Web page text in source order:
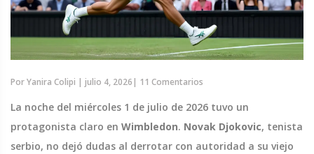
PorYanira Colipi | julio 4, 2026| 11 Comentarios
La noche del miércoles 1 de julio de 2026 tuvo un
protagonista claro en Wimbledon. Novak Djokovic, tenista
serbio, no dejó dudas al derrotar con autoridad a su viejo